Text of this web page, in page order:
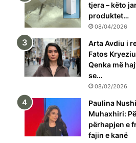
tjera – këto
produktet…
08/04/2026
Arta Avdiu i
Fatos
Qenka më
se…
08/02/2026
Paulina
Muhaxhiri:
përhapjen e
fajin e kanë